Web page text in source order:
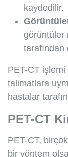
kaydedilir.
görüntüler
tarafından
PET-CT işlemi
talimatlara
hastalar
PET-CT
PET-CT,
bir yöntem